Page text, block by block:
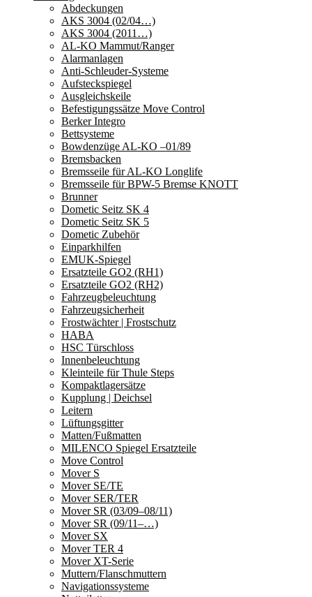
Abdeckungen
AKS 3004 (02/04…)
AKS 3004 (2011…)
AL-KO Mammut/Ranger
Alarmanlagen
Anti-Schleuder-Systeme
Aufsteckspiegel
Ausgleichskeile
Befestigungssätze Move Control
Berker Integro
Bettsysteme
Bowdenzüge AL-KO –01/89
Bremsbacken
Bremsseile für AL-KO Longlife
Bremsseile für BPW-5 Bremse KNOTT
Brunner
Dometic Seitz SK 4
Dometic Seitz SK 5
Dometic Zubehör
Einparkhilfen
EMUK-Spiegel
Ersatzteile GO2 (RH1)
Ersatzteile GO2 (RH2)
Fahrzeugbeleuchtung
Fahrzeugsicherheit
Frostwächter | Frostschutz
HABA
HSC Türschloss
Innenbeleuchtung
Kleinteile für Thule Steps
Kompaktlagersätze
Kupplung | Deichsel
Leitern
Lüftungsgitter
Matten/Fußmatten
MILENCO Spiegel Ersatzteile
Move Control
Mover S
Mover SE/TE
Mover SER/TER
Mover SR (03/09–08/11)
Mover SR (09/11–…)
Mover SX
Mover TER 4
Mover XT-Serie
Muttern/Flanschmuttern
Navigationssysteme